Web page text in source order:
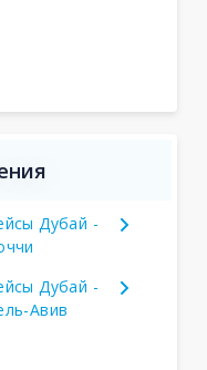
Дубай -
Дубай -
Авив